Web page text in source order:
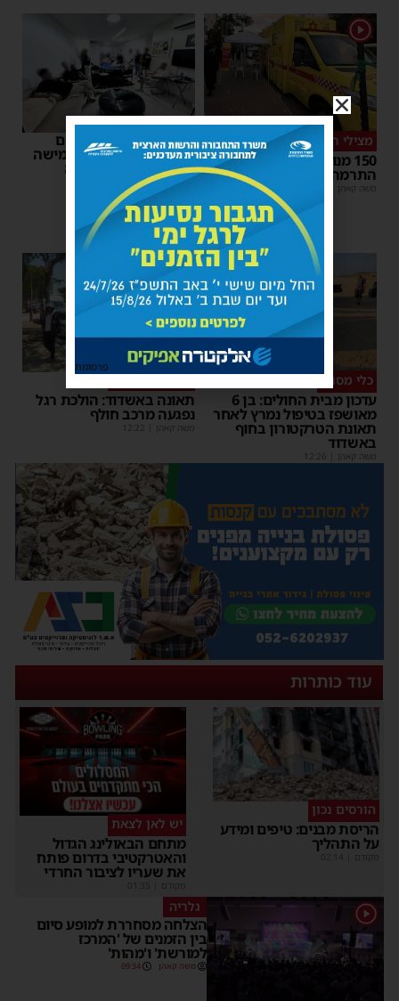
1
מצילי חיים
150 מנות דם נתרמו בערב
התרמה באשדוד
משה קאהן
פשיטה על בית הימורים
בלתי חוקי באשדוד: חמישה
חשודים עוכבו לחקירה
משה קאהן |
16:06
כלי מסוכן
עדכון מבית החולים: בן 6
מאושפז בטיפול נמרץ לאחר
תאונת הטרקטורון בחוף
באשדוד
משה קאהן
זהירות בדרכים
תאונה באשדוד: הולכת רגל
נפגעה מרכב חולף
משה קאהן
עוד כותרות
הורסים נכון
הריסת מבנים: טיפים ומידע
על התהליך
מקודם
יש לאן לצאת
מתחם הבאולינג הגדול
והאטרקטיבי בדרום פותח
את שעריו לציבור החרדי
מקודם
1 גלריה
הצלחה מסחררת למופע סיום
בין הזמנים של 'המרכז
למורשת' ו'מהות'
משה קאהן 09:34
פרסומת